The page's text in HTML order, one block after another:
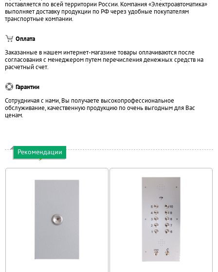
поставляется по всей территории России. Компания «Электроавтоматика»
выполняет доставку продукции по РФ через удобные покупателям
транспортные компании.
Оплата
Заказанные в нашем интернет-магазине товары оплачиваются после
согласования с менеджером путем перечисления денежных средств на
расчетный счет.
Гарантии
Сотрудничая с нами, Вы получаете высокопрофессиональное
обслуживание, качественную продукцию по очень выгодным для Вас
ценам.
Рекомендации